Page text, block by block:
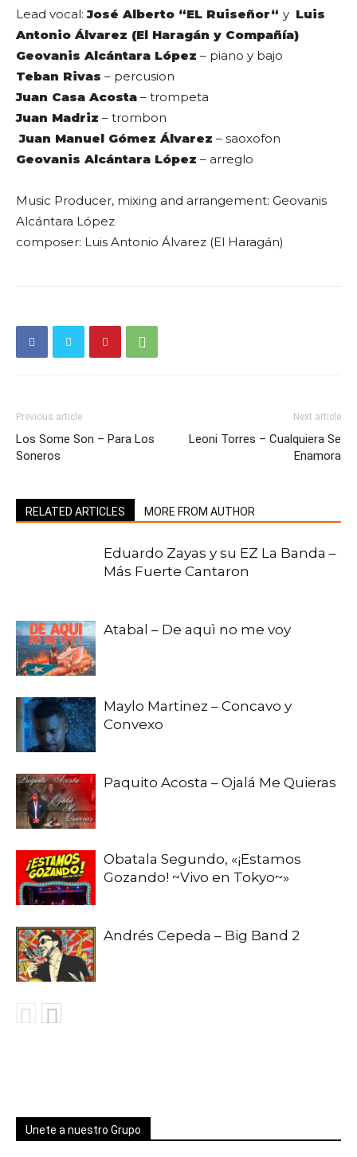
Lead vocal:José Alberto “EL Ruiseñor“ y Luis
Antonio Álvarez (El Haragán y Compañía)
Geovanis Alcántara López – piano y bajo
Teban Rivas – percusion
Juan Casa Acosta – trompeta
Juan Madriz – trombon
Juan Manuel Gómez Álvarez – saoxofon
Geovanis Alcántara López – arreglo
Music Producer, mixing and arrangement: Geovanis
Alcántara López
composer: Luis Antonio Álvarez (El Haragán)
Previous article
Los Some Son – Para Los
Soneros
Next article
Leoni Torres – Cualquiera Se
Enamora
RELATED ARTICLES MORE FROM AUTHOR
Eduardo Zayas y su EZ La Banda –
Más Fuerte Cantaron
Atabal – De aquì no me voy
Maylo Martinez – Concavo y
Convexo
Paquito Acosta – Ojalá Me Quieras
Obatala Segundo, «¡Estamos
Gozando! ~Vivo en Tokyo~»
Andrés Cepeda – Big Band 2
Unete a nuestro Grupo